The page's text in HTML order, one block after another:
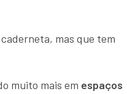
mas que tem
muito mais em espaços